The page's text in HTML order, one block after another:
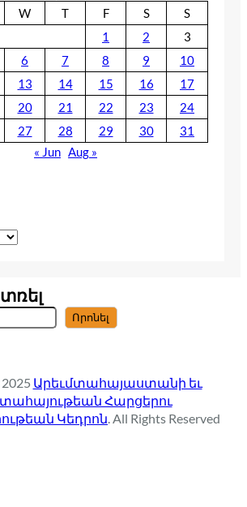
W T F S
S
1
2
3
6 7 8 9
10
13 14 15 16
17
20 21 22 23
24
27 28 29 30
31
« Jun Aug »
S
e
c
h
Որոնել
Արեւմտահայաստանի եւ
Հարցերու
Կեդրոն . All Rights Reserved